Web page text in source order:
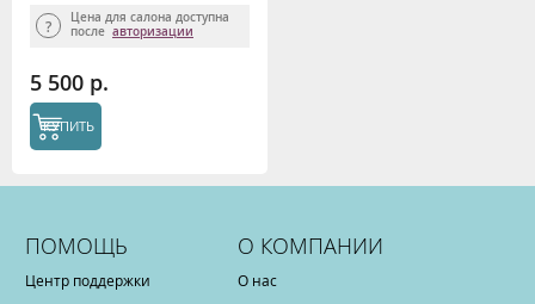
Цена для салона доступна
после авторизации
5 500 р.
КУПИТЬ
ПОМОЩЬ
Центр поддержки
О КОМПАНИИ
О нас